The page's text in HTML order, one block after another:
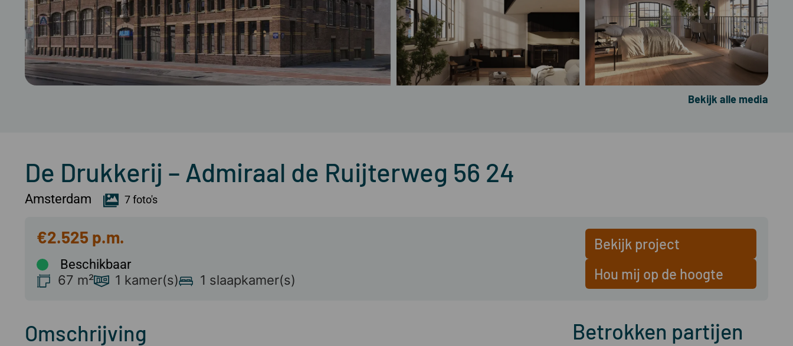
Bekijk alle media
De Drukkerij – Admiraal de Ruijterweg 56 24
Amsterdam 7 foto's
€2.525
Beschikbaar
67 m² 1 kamer(s) 1 slaapkamer(s)
Bekijk project
Hou mij op de hoogte
Omschrijving Betrokken partijen